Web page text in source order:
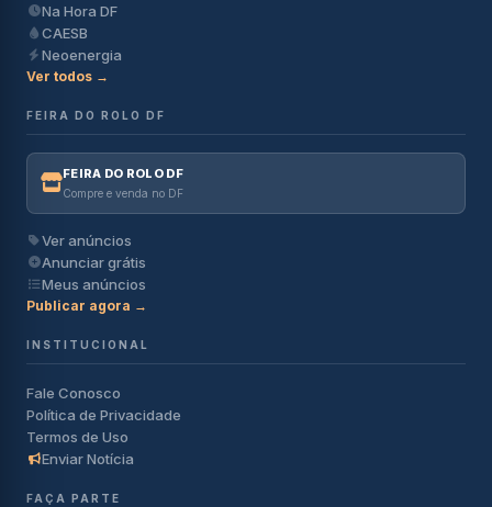
Na Hora DF
CAESB
Neoenergia
Ver todos →
FEIRA DO ROLO DF
FEIRA DO ROLO DF
Compre e venda no DF
Ver anúncios
Anunciar grátis
Meus anúncios
Publicar agora →
INSTITUCIONAL
Fale Conosco
Política de Privacidade
Termos de Uso
Enviar Notícia
FAÇA PARTE